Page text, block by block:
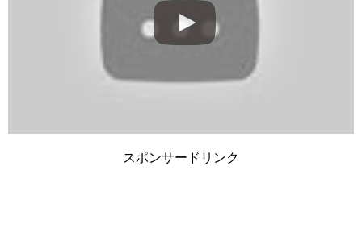
スポンサードリンク